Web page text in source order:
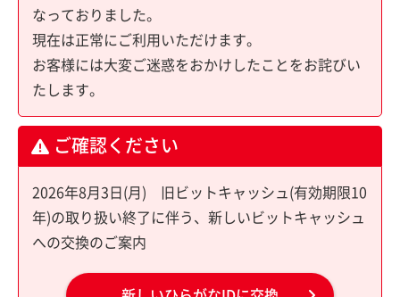
なっておりました。
現在は正常にご利用いただけます。
お客様には大変ご迷惑をおかけしたことをお詫びい
たします。
ご確認ください
2026年8月3日(月) 旧ビットキャッシュ(有効期限10
年)の取り扱い終了に伴う、新しいビットキャッシュ
への交換のご案内